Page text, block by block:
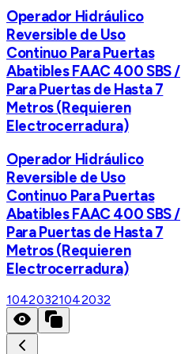
Operador Hidráulico
Reversible de Uso
Continuo Para Puertas
Abatibles FAAC 400 SBS /
Para Puertas de Hasta 7
Metros (Requieren
Electrocerradura)
Operador Hidráulico
Reversible de Uso
Continuo Para Puertas
Abatibles FAAC 400 SBS /
Para Puertas de Hasta 7
Metros (Requieren
Electrocerradura)
10420321042032